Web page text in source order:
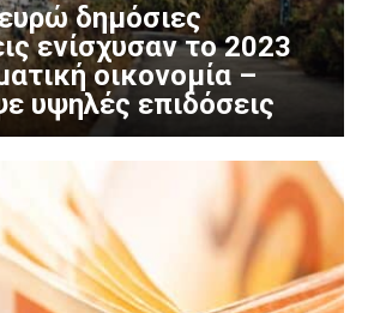
δημόσιες
ενίσχυσαν το 2023
οικονομία –
υψηλές επιδόσεις